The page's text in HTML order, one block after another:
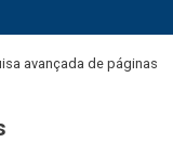
avançada de páginas